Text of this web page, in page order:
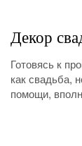
Декор
Готовясь к
как свадьба,
помощи,